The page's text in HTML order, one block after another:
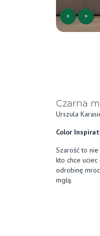
< >
Czarna
Urszula
Color
Szarość to
kto chce uciec
odrobinę
mgłą.